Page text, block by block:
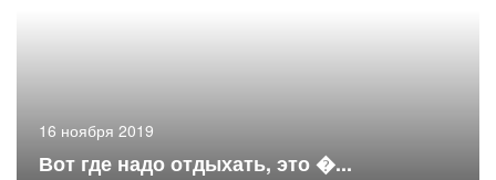
16 ноября 2019
Вот где надо отдыхать, это �...